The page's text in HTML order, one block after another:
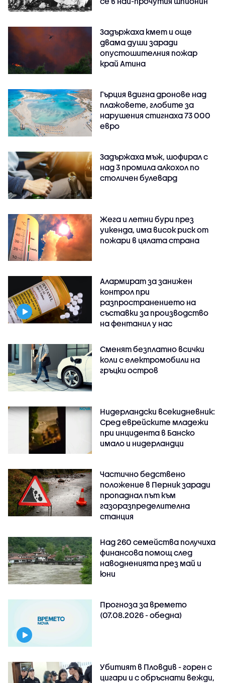
Задържаха кмет и още
двама души заради
опустошителния пожар
край Атина
Гърция вдигна дронове над
плажовете, глобите за
нарушения стигнаха 73 000
евро
Задържаха мъж, шофирал с
над 3 промила алкохол по
столичен булевард
Жега и летни бури през
уикенда, има висок риск от
пожари в цялата страна
Алармират за занижен
контрол при
разпространението на
съставки за производство
на фентанил у нас
Сменят безплатно всички
коли с електромобили на
гръцки остров
Нидерландски всекидневник:
Сред еврейските младежи
при инцидента в Банско
имало и нидерландци
Частично бедствено
положение в Перник заради
пропаднал път към
газоразпределителна
станция
Над 260 семейства получиха
финансова помощ след
наводненията през май и
юни
Прогноза за времето
(07.08.2026 - обедна)
Убитият в Пловдив - горен с
цигари и с обръснати вежди,